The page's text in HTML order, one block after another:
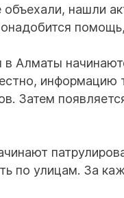
нашли
помощь,
в Алматы
Затем
по улицам. За